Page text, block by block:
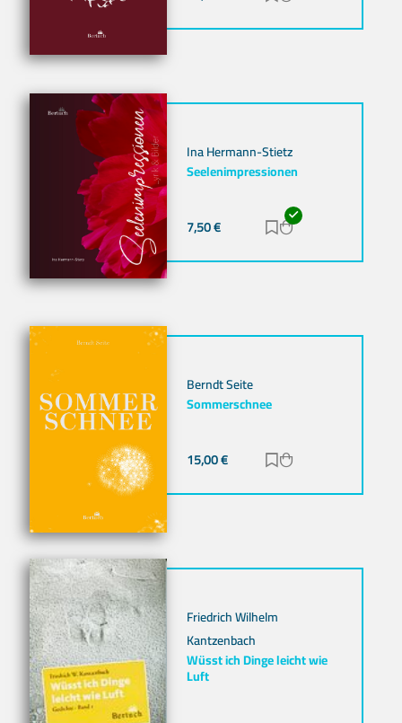
Ina Hermann-Stietz
Seelenimpressionen
7,50€ Zur Merkliste
Zum Warenkorb
Berndt Seite
Sommerschnee
15,00€ Zur Merkliste
Friedrich Wilhelm
Kantzenbach
Wüsst ich Dinge leicht wie
Luft